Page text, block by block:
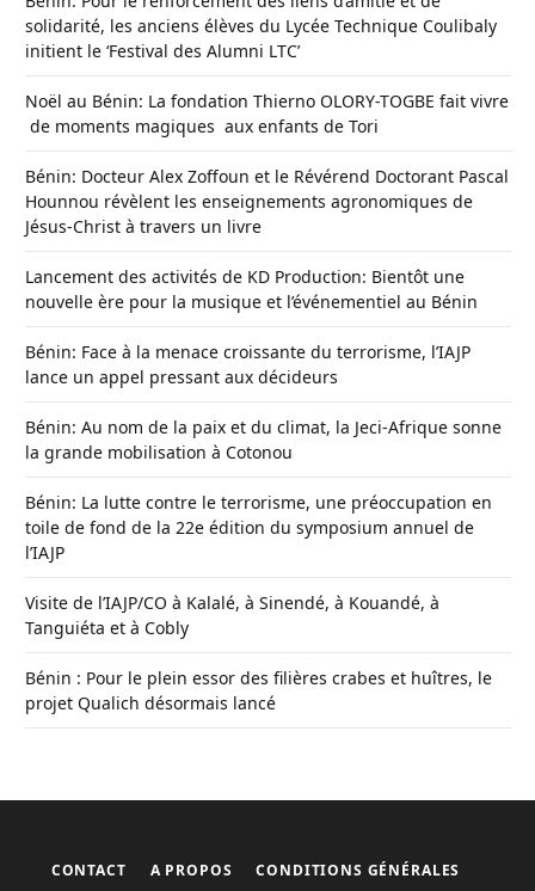
solidarité, les anciens élèves du Lycée Technique Coulibaly
initient le ‘Festival des Alumni LTC’
Noël au Bénin: La fondation Thierno OLORY-TOGBE fait vivre
de moments magiques aux enfants de Tori
Bénin: Docteur Alex Zoffoun et le Révérend Doctorant Pascal
Hounnou révèlent les enseignements agronomiques de
Jésus-Christ à travers un livre
Lancement des activités de KD Production: Bientôt une
nouvelle ère pour la musique et l’événementiel au Bénin
Bénin: Face à la menace croissante du terrorisme, l’IAJP
lance un appel pressant aux décideurs
Bénin: Au nom de la paix et du climat, la Jeci-Afrique sonne
la grande mobilisation à Cotonou
Bénin: La lutte contre le terrorisme, une préoccupation en
toile de fond de la 22e édition du symposium annuel de
l’IAJP
Visite de l’IAJP/CO à Kalalé, à Sinendé, à Kouandé, à
Tanguiéta et à Cobly
Bénin : Pour le plein essor des filières crabes et huîtres, le
projet Qualich désormais lancé
CONTACT A PROPOS CONDITIONS GÉNÉRALES